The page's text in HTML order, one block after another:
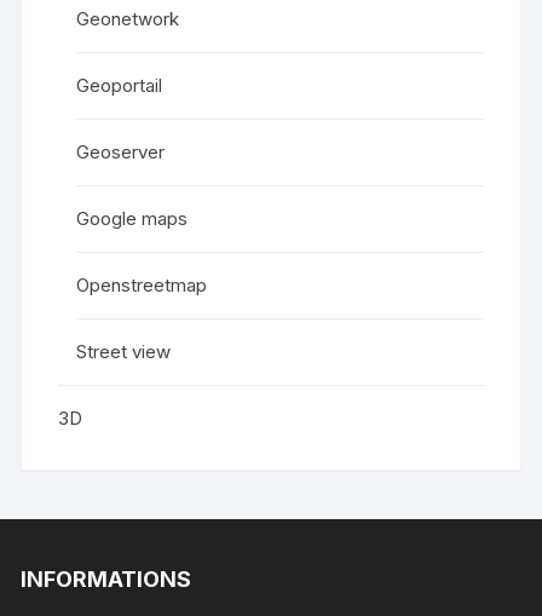
Geonetwork
Geoportail
Geoserver
Google maps
Openstreetmap
Street view
3D
INFORMATIONS